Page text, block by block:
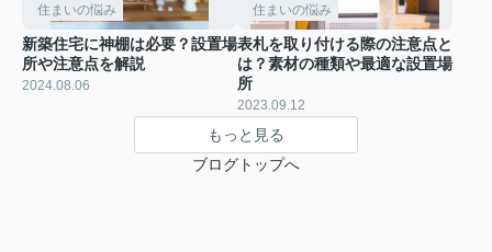
住まいの悩み
新築住宅に神棚は必要？設置場
所や注意点を解説
2024.08.06
住まいの悩み
表札を取り付ける際の注意点と
は？素材の種類や最適な設置場
所
2023.09.12
もっと見る
ブログトップへ